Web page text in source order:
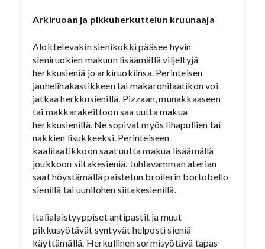
Arkiruoan ja pikkuherkuttelun kruunaaja
Aloittelevakin sienikokki pääsee hyvin
sieniruokien makuun lisäämällä viljeltyjä
herkkusieniä jo arkiruokiinsa. Perinteisen
jauhelihakastikkeen tai makaronilaatikon voi
jatkaa herkkusienillä. Pizzaan, munakkaaseen
tai makkarakeittoon saa uutta makua
herkkusienillä. Ne sopivat myös lihapullien tai
nakkien lisukkeeksi. Perinteiseen
kaalilaatikkoon saat uutta makua lisäämällä
joukkoon siitakesieniä. Juhlavamman aterian
saat höystämällä paistetun broilerin bortobello
sienillä tai uunilohen siitakesienillä.
Italialaistyyppiset antipastit ja muut
pikkusyötävät syntyvät helposti sieniä
käyttämällä. Herkullinen sormisyötävä tapas